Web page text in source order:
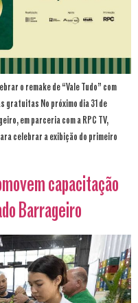
o remake de “Vale Tudo” com
No próximo dia 31 de
em parceria com a RPC TV,
celebrar a exibição do primeiro
capacitação
Barrageiro